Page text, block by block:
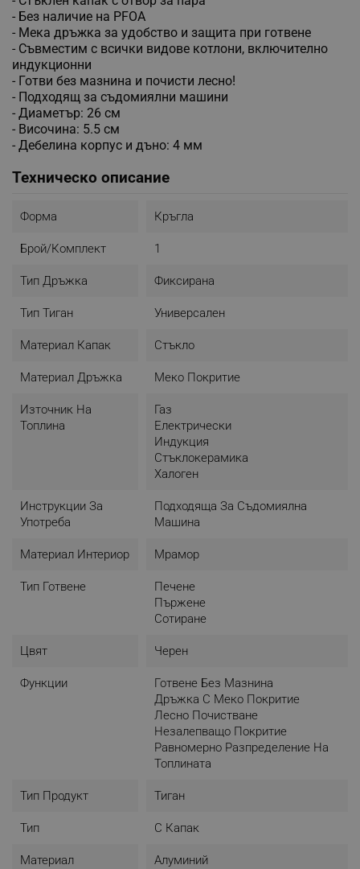
- Без наличие на PFOA
- Мека дръжка за удобство и защита при готвене
- Съвместим с всички видове котлони, включително
индукционни
- Готви без мазнина и почисти лесно!
- Подходящ за съдомиялни машини
- Диаметър: 26 см
- Височина: 5.5 см
- Дебелина корпус и дъно: 4 мм
Техническо описание
Форма Кръгла
Брой/комплект 1
Тип Дръжка Фиксирана
Тип Тиган Универсален
Материал Капак Стъкло
Материал Дръжка Меко Покритие
Източник На
Топлина
Газ
Електрически
Индукция
Стъклокерамика
Халоген
Инструкции За
Употреба
Подходяща За Съдомиялна
Машина
Материал Интериор Мрамор
Тип Готвене
Печене
Пържене
Сотиране
Цвят Черен
Функции
Готвене Без Мазнина
Дръжка С Меко Покритие
Лесно Почистване
Незалепващо Покритие
Равномерно Разпределение На
Топлината
Тип Продукт Тиган
Тип С Капак
Материал Алуминий